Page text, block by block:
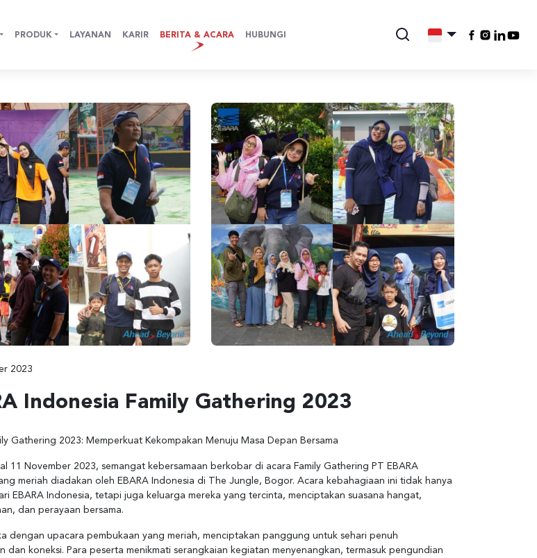
PRODUK LAYANAN KARIR BERITA & ACARA HUBUNGI
2023
Indonesia Family Gathering 2023
Gathering 2023: Memperkuat Kekompakan Menuju Masa Depan Bersama
11 November 2023, semangat kebersamaan berkobar di acara Family Gathering PT EBARA
meriah diadakan oleh EBARA Indonesia di The Jungle, Bogor. Acara kebahagiaan ini tidak hanya
EBARA Indonesia, tetapi juga keluarga mereka yang tercinta, menciptakan suasana hangat,
dan perayaan bersama.
dengan upacara pembukaan yang meriah, menciptakan panggung untuk sehari penuh
dan koneksi. Para peserta menikmati serangkaian kegiatan menyenangkan, termasuk pengundian